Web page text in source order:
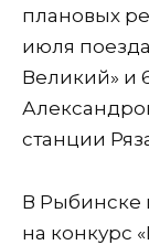
плановых
июля
Великий» и
станции
В Рыбинске
на конкурс